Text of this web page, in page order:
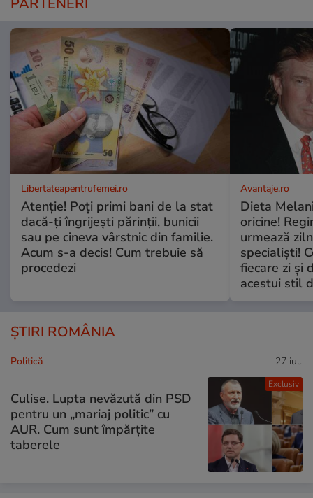
Libertateapentrufemei.ro
Atenție! Poți primi bani de la stat
dacă-ți îngrijești părinții, bunicii
sau pe cineva vârstnic din familie.
Acum s-a decis! Cum trebuie să
procedezi
Avantaje.ro
Dieta
oricine!
urmează
specialiști!
fiecare zi și
acestui stil
ȘTIRI ROMÂNIA
Exclusiv
Politică 27 iul.
Culise. Lupta nevăzută din PSD
pentru un „mariaj politic” cu
AUR. Cum sunt împărțite
taberele